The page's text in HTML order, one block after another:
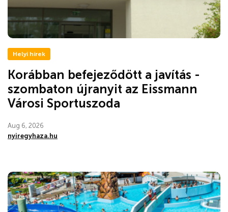
Helyi hírek
Korábban befejeződött a javítás -
szombaton újranyit az Eissmann
Városi Sportuszoda
Aug 6, 2026
nyiregyhaza.hu